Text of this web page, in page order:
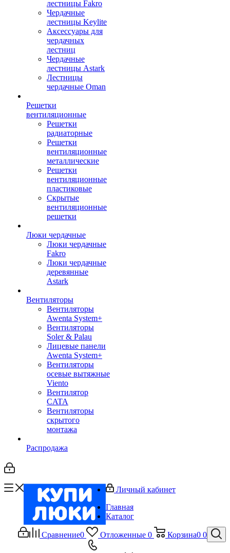
лестницы Fakro
Чердачные
лестницы Keylite
Аксессуары для
чердачных
лестниц
Чердачные
лестницы Astark
Лестницы
чердачные Oman
Решетки
вентиляционные
Решетки
радиаторные
Решетки
вентиляционные
металлические
Решетки
вентиляционные
пластиковые
Скрытые
вентиляционные
решетки
Люки чердачные
Люки чердачные
Fakro
Люки чердачные
деревянные
Astark
Вентиляторы
Вентиляторы
Awenta System+
Вентиляторы
Soler & Palau
Лицевые панели
Awenta System+
Вентиляторы
осевые вытяжные
Viento
Вентилятор
CATA
Вентиляторы
скрытого
монтажа
Распродажа
Сравнение0 Отложенные 0 Корзина0 0
Личный кабинет
Главная
Каталог